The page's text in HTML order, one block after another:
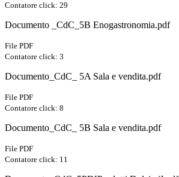
Contatore click: 29
Documento _CdC_5B Enogastronomia.pdf
File PDF
Contatore click: 3
Documento_CdC_ 5A Sala e vendita.pdf
File PDF
Contatore click: 8
Documento_CdC_ 5B Sala e vendita.pdf
File PDF
Contatore click: 11